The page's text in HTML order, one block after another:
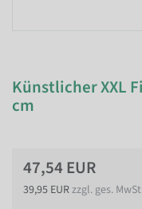
Künstlicher XXL
cm
47,54 EUR
39,95 EURzzgl. ges.